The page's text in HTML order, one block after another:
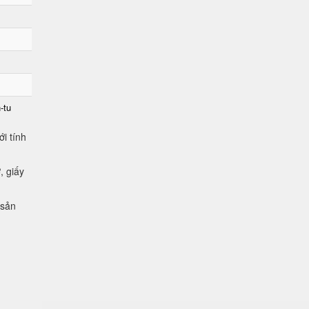
tu
tính
giấy